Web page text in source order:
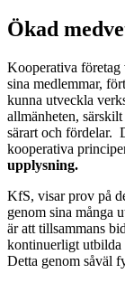
Ökad
Kooperativa företag
sina medlemmar,
kunna utveckla
allmänheten,
särart och fördelar.
kooperativa
upplysning.
KfS, visar prov på
genom sina många
är att tillsammans
kontinuerligt utbilda
Detta genom såväl